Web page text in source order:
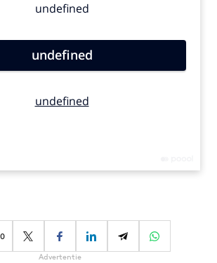
0
Advertentie